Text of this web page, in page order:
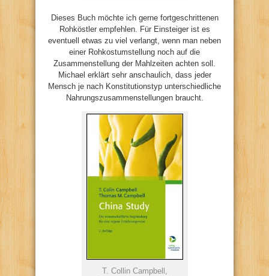
Dieses Buch möchte ich gerne fortgeschrittenen
Rohköstler empfehlen. Für Einsteiger ist es
eventuell etwas zu viel verlangt, wenn man neben
einer Rohkostumstellung noch auf die
Zusammenstellung der Mahlzeiten achten soll.
Michael erklärt sehr anschaulich, dass jeder
Mensch je nach Konstitutionstyp unterschiedliche
Nahrungszusammenstellungen braucht.
T. Collin Campbell,